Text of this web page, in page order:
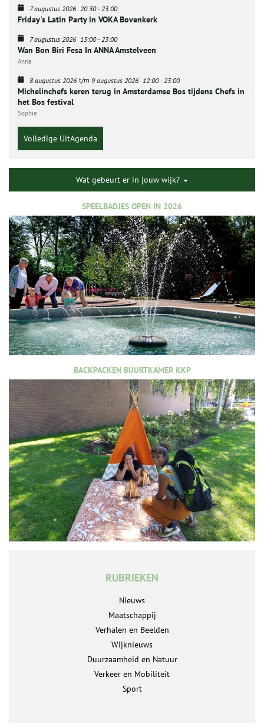
7 augustus 2026 20:30-23:00
Friday's Latin Party in VOKA Bovenkerk
7 augustus 2026 15:00-23:00
Wan Bon Biri Fesa In ANNA Amstelveen
Anna
8 augustus 2026 t/m 9 augustus 2026 12:00-23:00
Michelinchefs keren terug in Amsterdamse Bos tijdens Chefs in
het Bos festival
Sophie
Volledige UitAgenda
Wat gebeurt er in jouw wijk?
SPEELBADJES OPEN IN 2026
BACKPACKEN BUURTKAMER KKP
RUBRIEKEN
Nieuws
Maatschappij
Verhalen en Beelden
Wijknieuws
Duurzaamheid en Natuur
Verkeer en Mobiliteit
Sport